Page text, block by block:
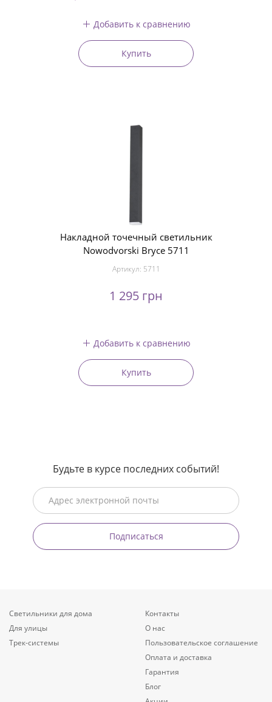
Добавить к сравнению
Купить
Накладной точечный светильник
Nowodvorski Bryce 5711
Артикул: 5711
1 295 грн
Добавить к сравнению
Купить
Будьте в курсе последних событий!
Подписаться
Светильники для дома
Для улицы
Трек-системы
Контакты
О нас
Пользовательское соглашение
Оплата и доставка
Гарантия
Блог